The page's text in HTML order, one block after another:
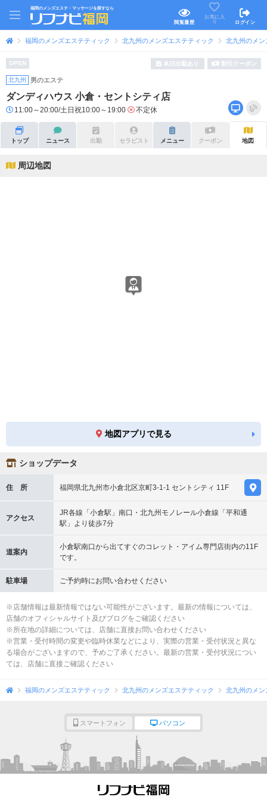
福岡のメンズエステ・マッサージを探すなら
閲覧履歴
お気に入
り
ログイン
福岡のメンズエステティック 北九州のメンズエステティック 北九州のメ
OPEN 本日出勤あり 割引クーポン
北九州 男のエステ
ダンディハウス 小倉・セントシティ店
11:00～20:00/土日祝10:00～19:00 不定休
トップ ニュース 出勤 セラピスト メニュー クーポン 地図
周辺地図
地図アプリで見る
ショップデータ
住 所 福岡県北九州市小倉北区京町3-1-1 セントシティ 11F
アクセス
JR各線「小倉駅」南口・北九州モノレール小倉線「平和通
駅」より徒歩7分
道案内
小倉駅南口から出てすぐのコレット・アイム専門店街内の11F
です。
駐車場 ご予約時にお問い合わせください
※店舗情報は最新情報ではない可能性がございます。最新の情報については、
店舗のオフィシャルサイト及びブログをご確認ください
※所在地の詳細については、店舗に直接お問い合わせください
※営業・受付時間の変更や臨時休業などにより、実際の営業・受付状況と異な
る場合がございますので、予めご了承ください。最新の営業・受付状況につい
ては、店舗に直接ご確認ください
福岡のメンズエステティック 北九州のメンズエステティック 北九州のメ
スマートフォン パソコン